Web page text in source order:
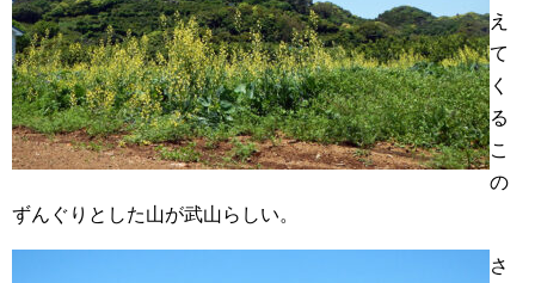
え
て
く
る
こ
の
ずんぐりとした山が武山らしい。
さ